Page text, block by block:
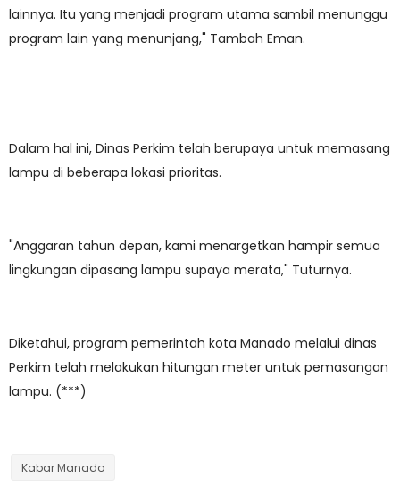
lainnya. Itu yang menjadi program utama sambil menunggu
program lain yang menunjang," Tambah Eman.
Dalam hal ini, Dinas Perkim telah berupaya untuk memasang
lampu di beberapa lokasi prioritas.
"Anggaran tahun depan, kami menargetkan hampir semua
lingkungan dipasang lampu supaya merata," Tuturnya.
Diketahui, program pemerintah kota Manado melalui dinas
Perkim telah melakukan hitungan meter untuk pemasangan
lampu. (***)
Kabar Manado